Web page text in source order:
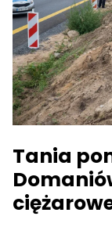
Tania